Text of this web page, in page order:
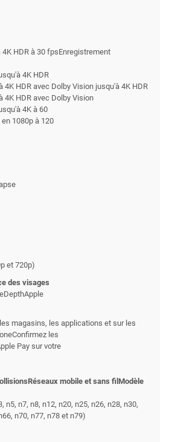
HDR à 30 fpsEnregistrement
4K HDR
4K HDR avec Dolby Vision jusqu'à 4K HDR
4K HDR avec Dolby Vision
4K à 60
1080p à 120
et 720p)
des visages
magasins, les applications et sur les
les
Pay sur votre
mobile et sans filModèle
n5, n7, n8, n12, n20, n25, n26, n28, n30,
n70, n77, n78 et n79)